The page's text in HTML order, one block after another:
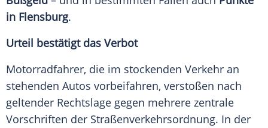
in Flensburg.
Urteil bestätigt das Verbot
Motorradfahrer, die im stockenden Verkehr an
stehenden Autos vorbeifahren, verstoßen nach
geltender Rechtslage gegen mehrere zentrale
Vorschriften der Straßenverkehrsordnung. In der